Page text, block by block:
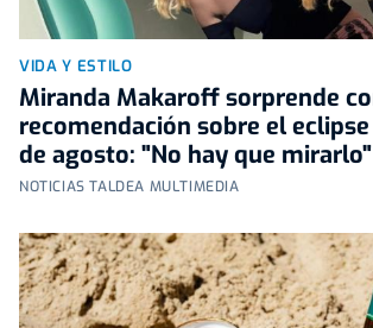
VIDA Y ESTILO
Miranda Makaroff sorprende
recomendación sobre el
de agosto: "No hay que mirarlo"
NOTICIAS TALDEA MULTIMEDIA